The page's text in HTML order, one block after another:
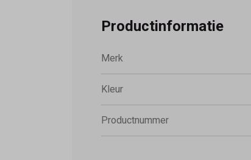
Productinformatie
Merk
Kleur
Productnummer